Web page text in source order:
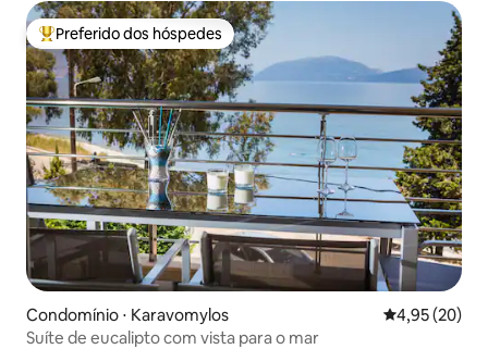
Entre os melhores preferidos dos hóspedes
Preferido dos hóspedes
Condomínio ⋅ Karavomylos 4,95 de uma
4,95 (20)
Suíte de eucalipto com vista para o mar